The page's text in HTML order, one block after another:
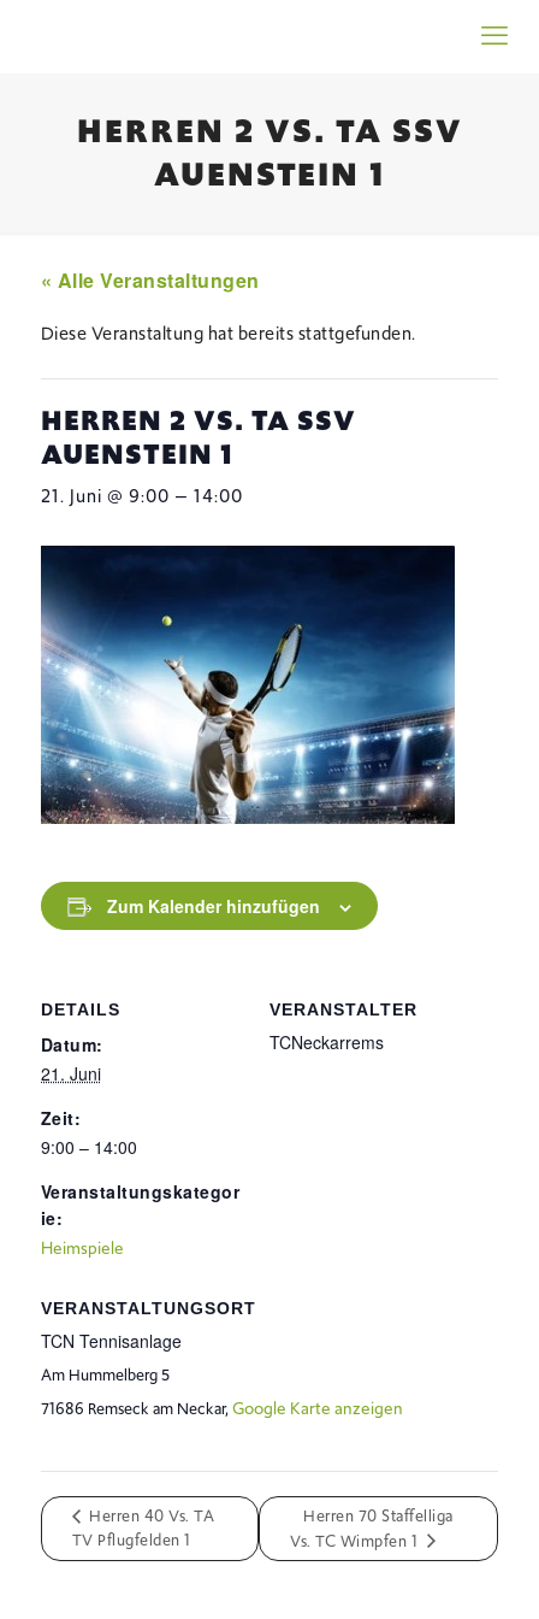
HERREN 2 VS. TA SSV
AUENSTEIN 1
« Alle Veranstaltungen
Diese Veranstaltung hat bereits stattgefunden.
HERREN 2 VS. TA SSV
AUENSTEIN 1
21. Juni @ 9:00 – 14:00
Zum Kalender hinzufügen
DETAILS
Datum:
21. Juni
Zeit:
9:00 – 14:00
Veranstaltungskategor
ie:
Heimspiele
VERANSTALTUNGSORT
TCN Tennisanlage
Am Hummelberg 5
71686 Remseck am Neckar, Google Karte anzeigen
VERANSTALTER
TCNeckarrems
Herren 40 Vs. TA
TV Pflugfelden 1
Herren 70 Staffelliga
Vs. TC Wimpfen 1